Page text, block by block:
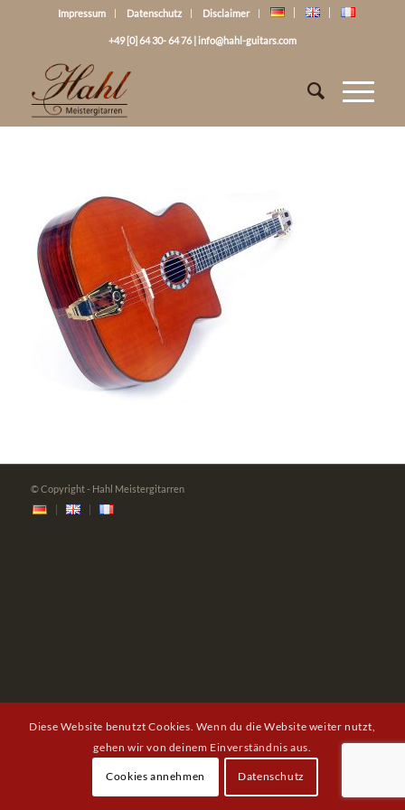
Impressum Datenschutz Disclaimer
+49 [0] 64 30- 64 76|info@hahl-guitars.com
© Copyright - Hahl Meistergitarren
Diese Website benutzt Cookies. Wenn du die Website weiter nutzt,
gehen wir von deinem Einverständnis aus.
Cookies annehmen Datenschutz